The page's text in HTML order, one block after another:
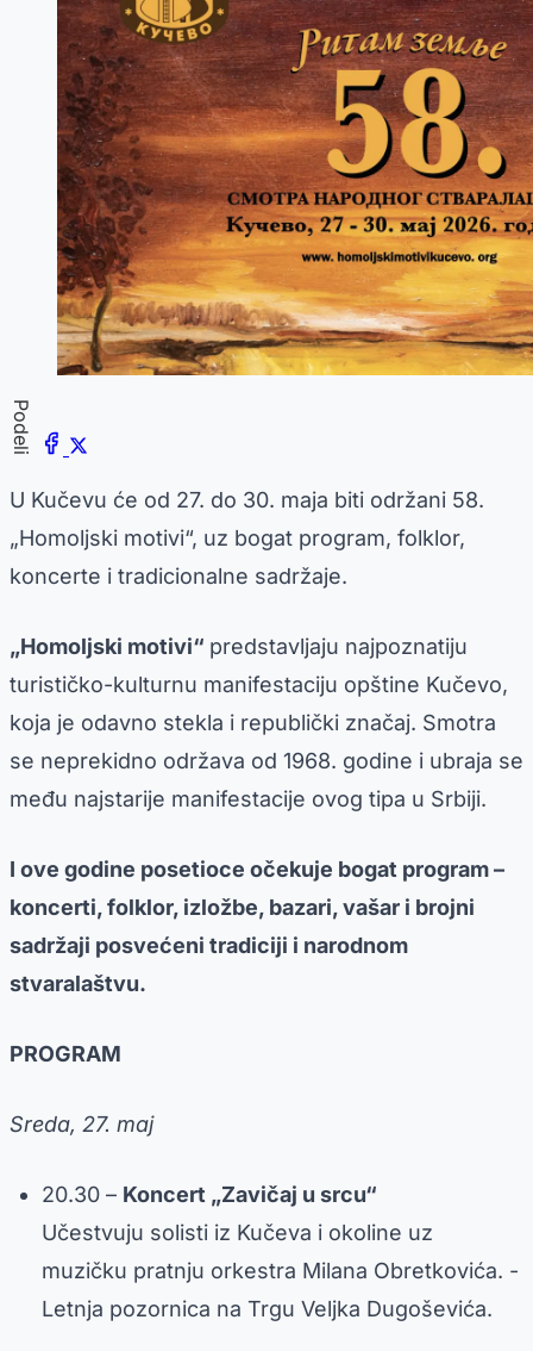
Podeli
U Kučevu će od 27. do 30. maja biti održani 58.
„Homoljski motivi“, uz bogat program, folklor,
koncerte i tradicionalne sadržaje.
„Homoljski motivi“ predstavljaju najpoznatiju
turističko-kulturnu manifestaciju opštine Kučevo,
koja je odavno stekla i republički značaj. Smotra
se neprekidno održava od 1968. godine i ubraja se
među najstarije manifestacije ovog tipa u Srbiji.
I ove godine posetioce očekuje bogat program –
koncerti, folklor, izložbe, bazari, vašar i brojni
sadržaji posvećeni tradiciji i narodnom
stvaralaštvu.
PROGRAM
Sreda, 27. maj
20.30 – Koncert „Zavičaj u srcu“
Učestvuju solisti iz Kučeva i okoline uz
muzičku pratnju orkestra Milana Obretkovića. -
Letnja pozornica na Trgu Veljka Dugoševića.